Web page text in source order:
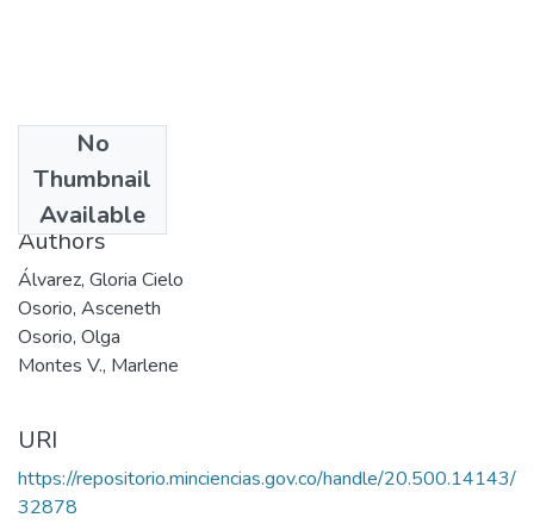
No
Thumbnail
Available
2003
Authors
Álvarez, Gloria Cielo
Osorio, Asceneth
Osorio, Olga
Montes V., Marlene
URI
https://repositorio.minciencias.gov.co/handle/20.500.14143/
32878